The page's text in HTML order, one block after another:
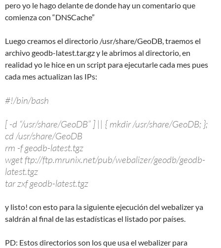
pero yo le hago delante de donde hay un comentario que
comienza con “DNSCache”
Luego creamos el directorio /usr/share/GeoDB, traemos el
archivo geodb-latest.tar.gz y le abrimos al directorio, en
realidad yo le hice en un script para ejecutarle cada mes pues
cada mes actualizan las IPs:
#!/bin/bash
[ -d “/usr/share/GeoDB” ] || { mkdir /usr/share/GeoDB; };
cd /usr/share/GeoDB
rm -f geodb-latest.tgz
wget ftp://ftp.mrunix.net/pub/webalizer/geodb/geodb-
latest.tgz
tar zxf geodb-latest.tgz
y listo! con esto para la siguiente ejecución del webalizer ya
saldrán al final de las estadísticas el listado por países.
PD: Estos directorios son los que usa el webalizer para